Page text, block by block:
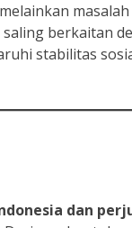
berkaitan
stabilitas
dan